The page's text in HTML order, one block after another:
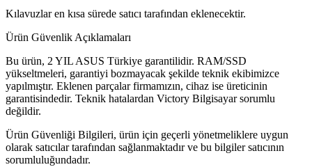
Kılavuzlar en kısa sürede satıcı tarafından eklenecektir.
Ürün Güvenlik Açıklamaları
Bu ürün, 2 YIL ASUS Türkiye garantilidir. RAM/SSD
yükseltmeleri, garantiyi bozmayacak şekilde teknik ekibimizce
yapılmıştır. Eklenen parçalar firmamızın, cihaz ise üreticinin
garantisindedir. Teknik hatalardan Victory Bilgisayar sorumlu
değildir.
Ürün Güvenliği Bilgileri, ürün için geçerli yönetmeliklere uygun
olarak satıcılar tarafından sağlanmaktadır ve bu bilgiler satıcının
sorumluluğundadır.